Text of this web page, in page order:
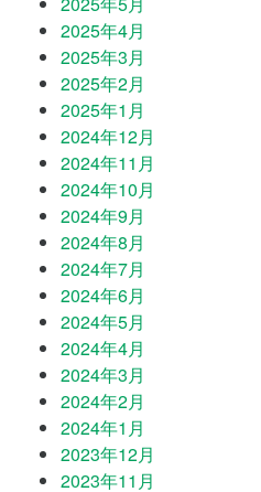
2025年4月
2025年3月
2025年2月
2025年1月
2024年12月
2024年11月
2024年10月
2024年9月
2024年8月
2024年7月
2024年6月
2024年5月
2024年4月
2024年3月
2024年2月
2024年1月
2023年12月
2023年11月